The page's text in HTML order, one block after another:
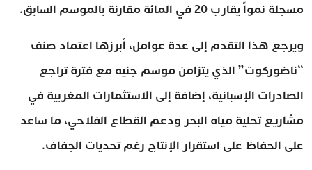
مسجلة نمواً يقارب 20 في المائة مقارنة بالموسم السابق.
ويرجع هذا التقدم إلى عدة عوامل، أبرزها اعتماد صنف
“ناضوركوت” الذي يتزامن موسم جنيه مع فترة تراجع
الصادرات الإسبانية، إضافة إلى الاستثمارات المغربية في
مشاريع تحلية مياه البحر ودعم القطاع الفلاحي، ما ساعد
على الحفاظ على استقرار الإنتاج رغم تحديات الجفاف.